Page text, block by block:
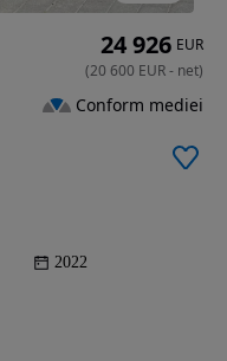
2022
24 926 EUR
(20 600 EUR- net)
Conform mediei